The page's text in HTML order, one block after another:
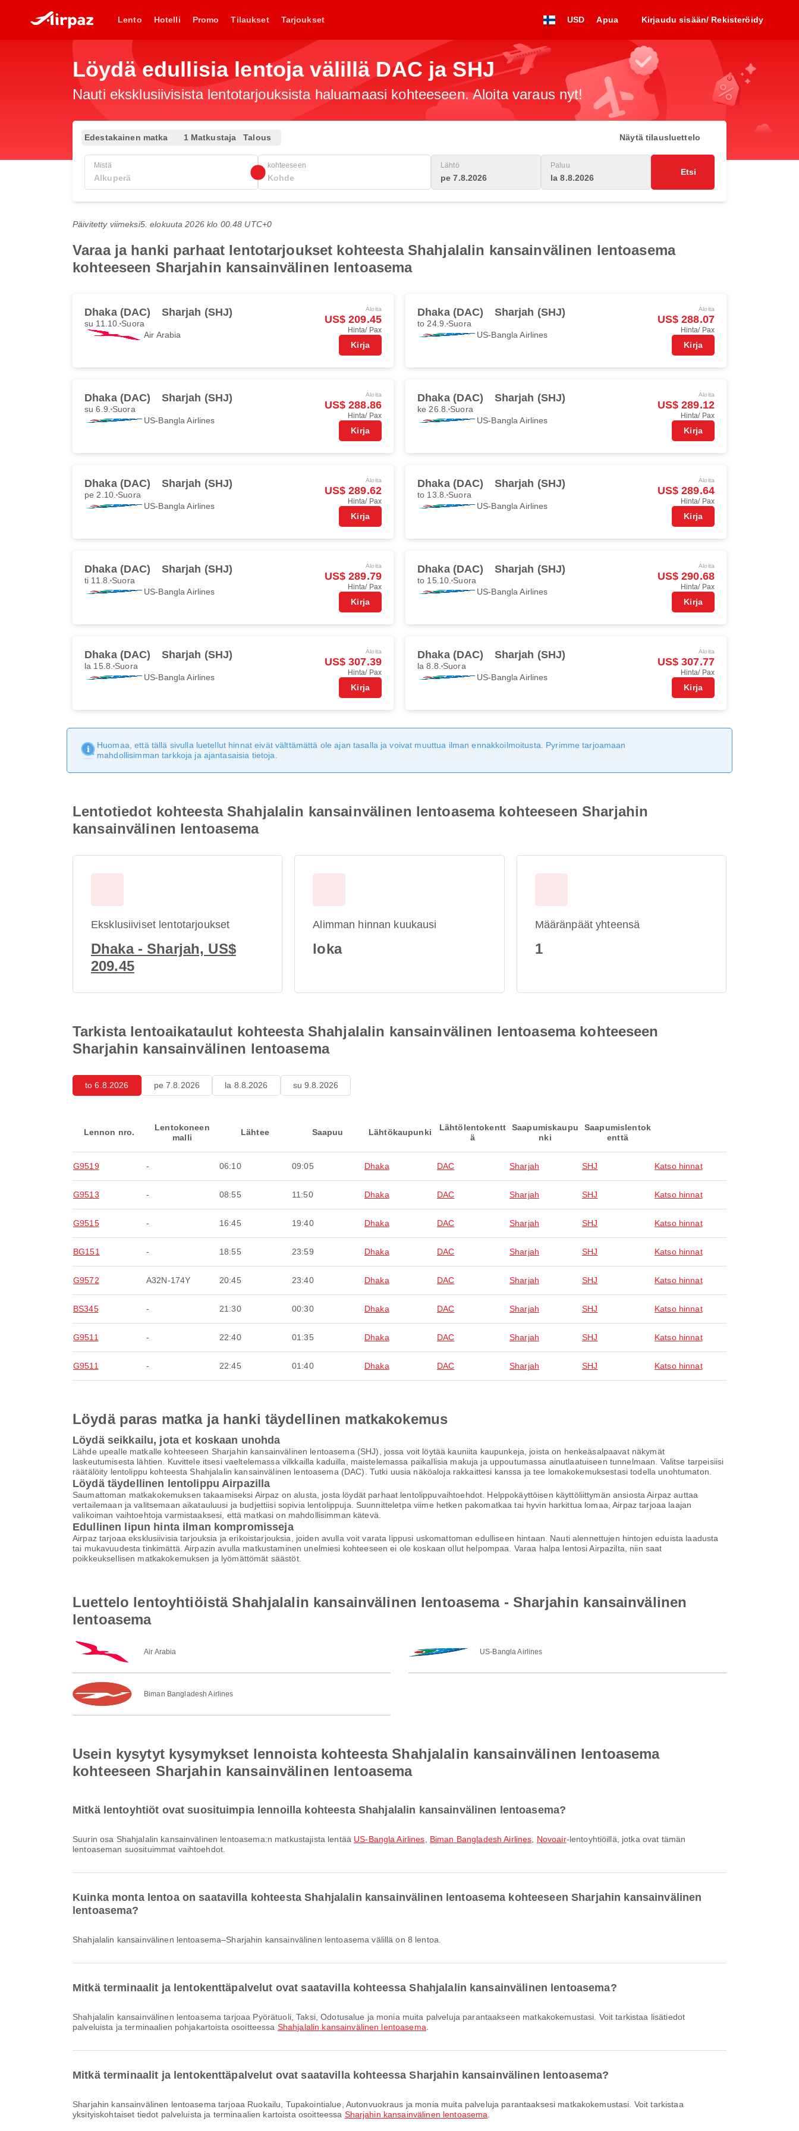
Lento Hotelli Promo Tilaukset Tarjoukset USD Apua Kirjaudu sisään/ Rekisteröidy
Löydä edullisia lentoja välillä DAC ja SHJ
Nauti eksklusiivisista lentotarjouksista haluamaasi kohteeseen. Aloita varaus nyt!
Edestakainen matka 1 Matkustaja Talous Näytä tilausluettelo
Mistä kohteeseen Lähtö
pe 7.8.2026
Paluu
la 8.8.2026
Etsi
Päivitetty viimeksi5. elokuuta 2026 klo 00.48 UTC+0
Varaa ja hanki parhaat lentotarjoukset kohteesta Shahjalalin kansainvälinen lentoasema
kohteeseen Sharjahin kansainvälinen lentoasema
Dhaka (DAC) Sharjah (SHJ)
su 11.10. Suora
Air Arabia
Aloita
US$ 209.45
Hinta/ Pax
Kirja
Dhaka (DAC) Sharjah (SHJ)
to 24.9. Suora
US-Bangla Airlines
Aloita
US$ 288.07
Hinta/ Pax
Kirja
Dhaka (DAC) Sharjah (SHJ)
su 6.9. Suora
US-Bangla Airlines
Aloita
US$ 288.86
Hinta/ Pax
Kirja
Dhaka (DAC) Sharjah (SHJ)
ke 26.8. Suora
US-Bangla Airlines
Aloita
US$ 289.12
Hinta/ Pax
Kirja
Dhaka (DAC) Sharjah (SHJ)
pe 2.10. Suora
US-Bangla Airlines
Aloita
US$ 289.62
Hinta/ Pax
Kirja
Dhaka (DAC) Sharjah (SHJ)
to 13.8. Suora
US-Bangla Airlines
Aloita
US$ 289.64
Hinta/ Pax
Kirja
Dhaka (DAC) Sharjah (SHJ)
ti 11.8. Suora
US-Bangla Airlines
Aloita
US$ 289.79
Hinta/ Pax
Kirja
Dhaka (DAC) Sharjah (SHJ)
to 15.10. Suora
US-Bangla Airlines
Aloita
US$ 290.68
Hinta/ Pax
Kirja
Dhaka (DAC) Sharjah (SHJ)
la 15.8. Suora
US-Bangla Airlines
Aloita
US$ 307.39
Hinta/ Pax
Kirja
Dhaka (DAC) Sharjah (SHJ)
la 8.8. Suora
US-Bangla Airlines
Aloita
US$ 307.77
Hinta/ Pax
Kirja
Huomaa, että tällä sivulla luetellut hinnat eivät välttämättä ole ajan tasalla ja voivat muuttua ilman ennakkoilmoitusta. Pyrimme tarjoamaan
mahdollisimman tarkkoja ja ajantasaisia tietoja.
Lentotiedot kohteesta Shahjalalin kansainvälinen lentoasema kohteeseen Sharjahin
kansainvälinen lentoasema
Eksklusiiviset lentotarjoukset
Dhaka - Sharjah, US$
209.45
Alimman hinnan kuukausi
loka
Määränpäät yhteensä
1
Tarkista lentoaikataulut kohteesta Shahjalalin kansainvälinen lentoasema kohteeseen
Sharjahin kansainvälinen lentoasema
to 6.8.2026 pe 7.8.2026 la 8.8.2026 su 9.8.2026
Lennon nro.
Lentokoneen
malli
Lähtee Saapuu Lähtökaupunki
Lähtölentokentt
ä
Saapumiskaupu
nki
Saapumislentok
enttä
G9519 - 06:10 09:05 Dhaka DAC Sharjah SHJ Katso hinnat
G9513 - 08:55 11:50 Dhaka DAC Sharjah SHJ Katso hinnat
G9515 - 16:45 19:40 Dhaka DAC Sharjah SHJ Katso hinnat
BG151 - 18:55 23:59 Dhaka DAC Sharjah SHJ Katso hinnat
G9572 A32N-174Y 20:45 23:40 Dhaka DAC Sharjah SHJ Katso hinnat
BS345 - 21:30 00:30 Dhaka DAC Sharjah SHJ Katso hinnat
G9511 - 22:40 01:35 Dhaka DAC Sharjah SHJ Katso hinnat
G9511 - 22:45 01:40 Dhaka DAC Sharjah SHJ Katso hinnat
Löydä paras matka ja hanki täydellinen matkakokemus
Löydä seikkailu, jota et koskaan unohda
Lähde upealle matkalle kohteeseen Sharjahin kansainvälinen lentoasema (SHJ), jossa voit löytää kauniita kaupunkeja, joista on henkeäsalpaavat näkymät
laskeutumisesta lähtien. Kuvittele itsesi vaeltelemassa vilkkailla kaduilla, maistelemassa paikallisia makuja ja uppoutumassa ainutlaatuiseen tunnelmaan. Valitse tarpeisiisi
räätälöity lentolippu kohteesta Shahjalalin kansainvälinen lentoasema (DAC). Tutki uusia näköaloja rakkaittesi kanssa ja tee lomakokemuksestasi todella unohtumaton.
Löydä täydellinen lentolippu Airpazilla
Saumattoman matkakokemuksen takaamiseksi Airpaz on alusta, josta löydät parhaat lentolippuvaihtoehdot. Helppokäyttöisen käyttöliittymän ansiosta Airpaz auttaa
vertailemaan ja valitsemaan aikatauluusi ja budjettiisi sopivia lentolippuja. Suunnitteletpa viime hetken pakomatkaa tai hyvin harkittua lomaa, Airpaz tarjoaa laajan
valikoiman vaihtoehtoja varmistaaksesi, että matkasi on mahdollisimman kätevä.
Edullinen lipun hinta ilman kompromisseja
Airpaz tarjoaa eksklusiivisia tarjouksia ja erikoistarjouksia, joiden avulla voit varata lippusi uskomattoman edulliseen hintaan. Nauti alennettujen hintojen eduista laadusta
tai mukavuudesta tinkimättä. Airpazin avulla matkustaminen unelmiesi kohteeseen ei ole koskaan ollut helpompaa. Varaa halpa lentosi Airpazilta, niin saat
poikkeuksellisen matkakokemuksen ja lyömättömät säästöt.
Luettelo lentoyhtiöistä Shahjalalin kansainvälinen lentoasema - Sharjahin kansainvälinen
lentoasema
Air Arabia US-Bangla Airlines
Biman Bangladesh Airlines
Usein kysytyt kysymykset lennoista kohteesta Shahjalalin kansainvälinen lentoasema
kohteeseen Sharjahin kansainvälinen lentoasema
Mitkä lentoyhtiöt ovat suosituimpia lennoilla kohteesta Shahjalalin kansainvälinen lentoasema?
Suurin osa Shahjalalin kansainvälinen lentoasema:n matkustajista lentää US-Bangla Airlines Biman Bangladesh Airlines Novoair-lentoyhtiöillä, jotka ovat tämän
lentoaseman suosituimmat vaihtoehdot.
Kuinka monta lentoa on saatavilla kohteesta Shahjalalin kansainvälinen lentoasema kohteeseen Sharjahin kansainvälinen
lentoasema?
Shahjalalin kansainvälinen lentoasema–Sharjahin kansainvälinen lentoasema välillä on 8 lentoa.
Mitkä terminaalit ja lentokenttäpalvelut ovat saatavilla kohteessa Shahjalalin kansainvälinen lentoasema?
Shahjalalin kansainvälinen lentoasema tarjoaa Pyörätuoli, Taksi, Odotusalue ja monia muita palveluja parantaakseen matkakokemustasi. Voit tarkistaa lisätiedot
palveluista ja terminaalien pohjakartoista osoitteessa Shahjalalin kansainvälinen lentoasema
Mitkä terminaalit ja lentokenttäpalvelut ovat saatavilla kohteessa Sharjahin kansainvälinen lentoasema?
Sharjahin kansainvälinen lentoasema tarjoaa Ruokailu, Tupakointialue, Autonvuokraus ja monia muita palveluja parantaaksesi matkakokemustasi. Voit tarkistaa
yksityiskohtaiset tiedot palveluista ja terminaalien kartoista osoitteessa Sharjahin kansainvälinen lentoasema